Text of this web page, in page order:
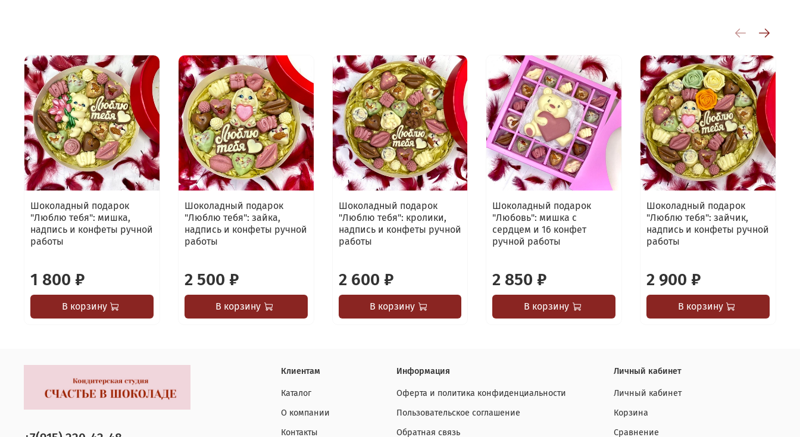
Шоколадный подарок
"Люблю тебя": мишка,
надпись и конфеты ручной
работы
1 800 ₽
В корзину
Шоколадный подарок
"Люблю тебя": зайка,
надпись и конфеты ручной
работы
2 500 ₽
В корзину
Шоколадный подарок
"Люблю тебя": кролики,
надпись и конфеты ручной
работы
2 600 ₽
В корзину
Шоколадный подарок
"Любовь": мишка с
сердцем и 16 конфет
ручной работы
2 850 ₽
В корзину
Шоколадный подарок
"Люблю тебя": зайчик,
надпись и конфеты ручной
работы
2 900 ₽
В корзину
Клиентам
Каталог
О компании
Контакты
Информация
Оферта и политика конфиденциальности
Пользовательское соглашение
Обратная связь
Личный кабинет
Личный кабинет
Корзина
Сравнение